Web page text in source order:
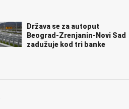
Država se za autoput
Beograd-Zrenjanin-Novi Sad
zadužuje kod tri banke